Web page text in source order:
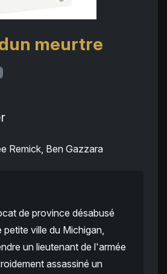
meurtre
Remick, Ben Gazzara
de province désabusé
petite ville du Michigan,
un lieutenant de l'armée
assassiné un